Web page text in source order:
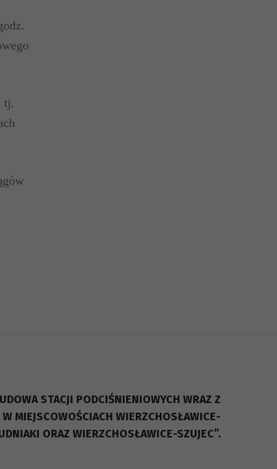
tj.
STACJI PODCIŚNIENIOWYCH WRAZ Z
MIEJSCOWOŚCIACH WIERZCHOSŁAWICE-
ORAZ WIERZCHOSŁAWICE-SZUJEC”.